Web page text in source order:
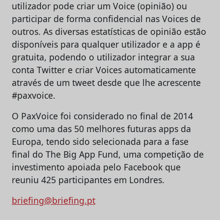
utilizador pode criar um Voice (opinião) ou
participar de forma confidencial nas Voices de
outros. As diversas estatísticas de opinião estão
disponíveis para qualquer utilizador e a app é
gratuita, podendo o utilizador integrar a sua
conta Twitter e criar Voices automaticamente
através de um tweet desde que lhe acrescente
#paxvoice.
O PaxVoice foi considerado no final de 2014
como uma das 50 melhores futuras apps da
Europa, tendo sido selecionada para a fase
final do The Big App Fund, uma competição de
investimento apoiada pelo Facebook que
reuniu 425 participantes em Londres.
briefing@briefing.pt